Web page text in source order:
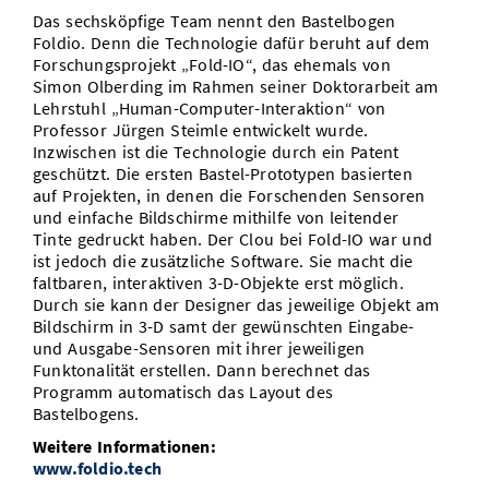
Das sechsköpfige Team nennt den Bastelbogen
Foldio. Denn die Technologie dafür beruht auf dem
Forschungsprojekt „Fold-IO“, das ehemals von
Simon Olberding im Rahmen seiner Doktorarbeit am
Lehrstuhl „Human-Computer-Interaktion“ von
Professor Jürgen Steimle entwickelt wurde.
Inzwischen ist die Technologie durch ein Patent
geschützt. Die ersten Bastel-Prototypen basierten
auf Projekten, in denen die Forschenden Sensoren
und einfache Bildschirme mithilfe von leitender
Tinte gedruckt haben. Der Clou bei Fold-IO war und
ist jedoch die zusätzliche Software. Sie macht die
faltbaren, interaktiven 3-D-Objekte erst möglich.
Durch sie kann der Designer das jeweilige Objekt am
Bildschirm in 3-D samt der gewünschten Eingabe-
und Ausgabe-Sensoren mit ihrer jeweiligen
Funktonalität erstellen. Dann berechnet das
Programm automatisch das Layout des
Bastelbogens.
Weitere Informationen:
www.foldio.tech